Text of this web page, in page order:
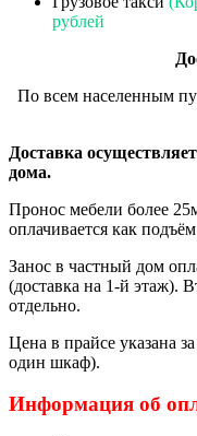
рублей
По всем населенным
Доставка
дома.
Пронос мебели более
оплачивается как
Занос в частный дом
(доставка на 1-й этаж).
отдельно.
Цена в прайсе указана
один шкаф).
Информация об